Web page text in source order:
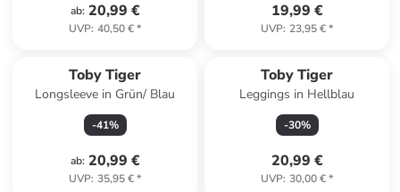
ab: 20,99 €
UVP: 40,50 €*
19,99 €
UVP: 23,95 €*
Toby Tiger
Longsleeve in Grün/ Blau
-41%
ab: 20,99 €
UVP: 35,95 €*
Toby Tiger
Leggings in Hellblau
-30%
20,99 €
UVP: 30,00 €*